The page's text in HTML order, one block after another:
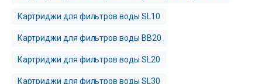
Картриджи для фильтров воды SL10
Картриджи для фильтров воды BB20
Картриджи для фильтров воды SL20
Картриджи для фильтров воды SL30